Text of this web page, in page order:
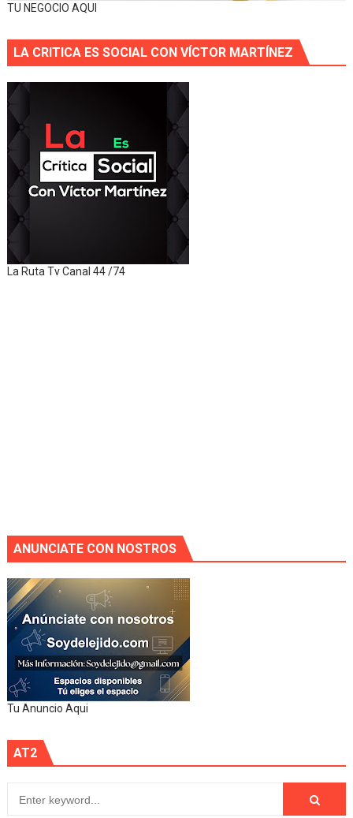
TU NEGOCIO AQUI
LA CRITICA ES SOCIAL CON VÍCTOR MARTÍNEZ
La Ruta Tv Canal 44 /74
ANUNCIATE CON NOSTROS
Tu Anuncio Aqui
AT2